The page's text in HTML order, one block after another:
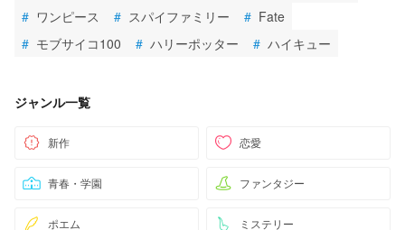
# ワンピース # スパイファミリー # Fate
# モブサイコ100 # ハリーポッター # ハイキュー
ジャンル一覧
新作 恋愛
青春・学園 ファンタジー
ポエム ミステリー